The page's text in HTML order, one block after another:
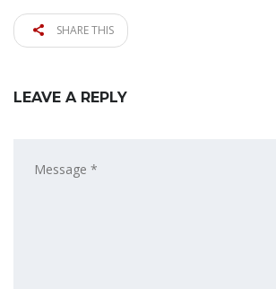
SHARE THIS
LEAVE A REPLY